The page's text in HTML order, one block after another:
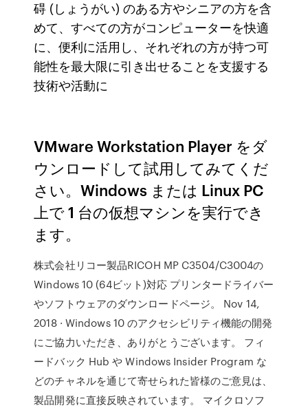
碍 (しょうがい) のある方やシニアの方を含
めて、すべての方がコンピューターを快適
に、便利に活用し、それぞれの方が持つ可
能性を最大限に引き出せることを支援する
技術や活動に
VMware Workstation Player をダ
ウンロードして試用してみてくだ
さい。Windows または Linux PC
上で 1 台の仮想マシンを実行でき
ます。
株式会社リコー製品RICOH MP C3504/C3004の
Windows 10 (64ビット)対応 プリンタードライバー
やソフトウェアのダウンロードページ。 Nov 14,
2018 · Windows 10 のアクセシビリティ機能の開発
にご協力いただき、ありがとうございます。 フィ
ードバック Hub や Windows Insider Program な
どのチャネルを通じて寄せられた皆様のご意見は、
製品開発に直接反映されています。 マイクロソフ